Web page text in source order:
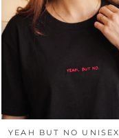
YEAH BUT NO UNISEX